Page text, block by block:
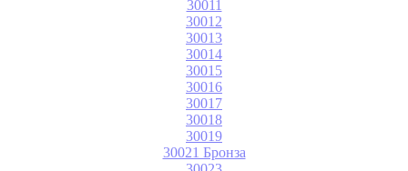
30011
30012
30013
30014
30015
30016
30017
30018
30019
30021 Бронза